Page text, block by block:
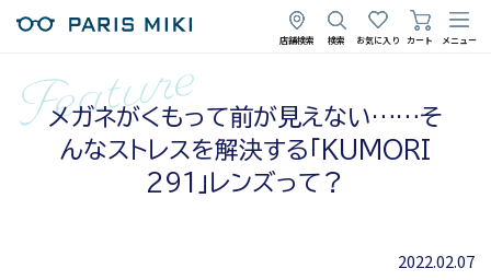
店舗検索 検索 お気に入り カート メニュー
メガネがくもって前が見えない……そ
んなストレスを解決する「KUMORI
291」レンズって？
2022.02.07